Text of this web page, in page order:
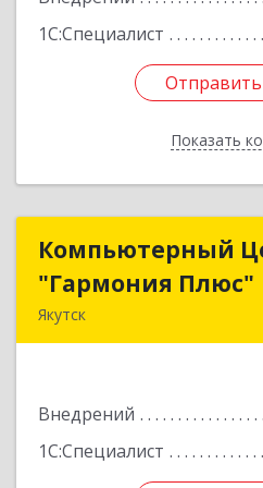
1С:Специалист
Отправить
Показать
Отправить
Компьютерный
"Гармония Плюс"
Якутск
Внедрений
1С:Специалист